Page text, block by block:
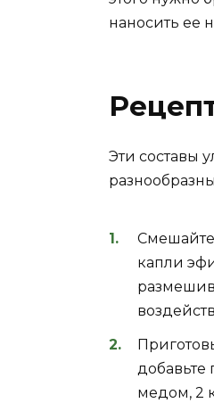
наносить ее
Эти составы
Смешайте
капли
добавьте
медом, 2